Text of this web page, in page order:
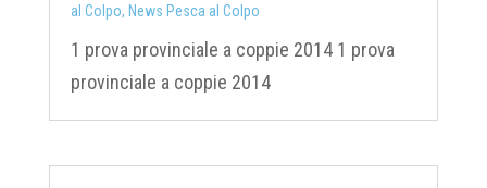
al Colpo, News Pesca al Colpo
1 prova provinciale a coppie 2014 1 prova
provinciale a coppie 2014